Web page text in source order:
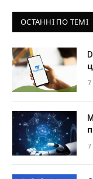
ОСТАННІ ПО ТЕМІ